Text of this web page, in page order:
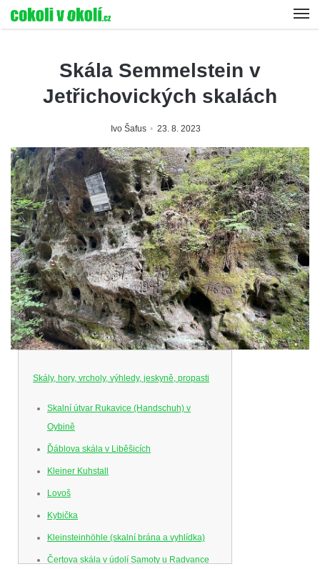
Skála Semmelstein v
Jetřichovických skalách
Ivo Šafus 23. 8. 2023
Skály, hory, vrcholy, výhledy, jeskyně, propasti
Skalní útvar Rukavice (Handschuh) v
Oybině
Ďáblova skála v Liběšicích
Kleiner Kuhstall
Lovoš
Kybička
Kleinsteinhöhle (skalní brána a vyhlídka)
Čertova skála v údolí Samoty u Radvance